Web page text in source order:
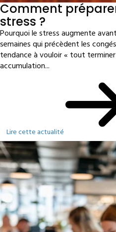
Comment
stress ?
Pourquoi le stress augmente
semaines qui précèdent les
tendance à vouloir « tout
accumulation...
Lire cette actualité